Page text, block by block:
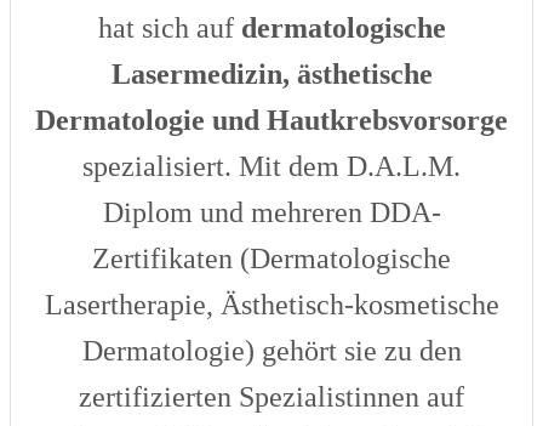
hat sich auf dermatologische
Lasermedizin, ästhetische
Dermatologie und Hautkrebsvorsorge
spezialisiert. Mit dem D.A.L.M.
Diplom und mehreren DDA-
Zertifikaten (Dermatologische
Lasertherapie, Ästhetisch-kosmetische
Dermatologie) gehört sie zu den
zertifizierten Spezialistinnen auf